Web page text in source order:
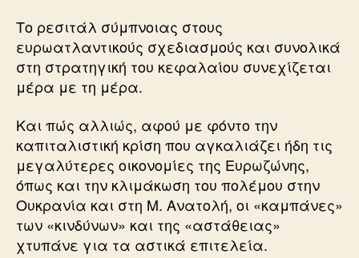
Το ρεσιτάλ σύμπνοιας στους
ευρωατλαντικούς σχεδιασμούς και συνολικά
στη στρατηγική του κεφαλαίου συνεχίζεται
μέρα με τη μέρα.
Και πώς αλλιώς, αφού με φόντο την
καπιταλιστική κρίση που αγκαλιάζει ήδη τις
μεγαλύτερες οικονομίες της Ευρωζώνης,
όπως και την κλιμάκωση του πολέμου στην
Ουκρανία και στη Μ. Ανατολή, οι «καμπάνες»
των «κινδύνων» και της «αστάθειας»
χτυπάνε για τα αστικά επιτελεία.